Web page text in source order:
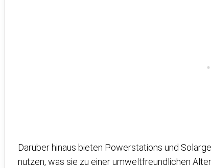
Darüber hinaus bieten Powerstations und
nutzen, was sie zu einer umweltfreundlichen